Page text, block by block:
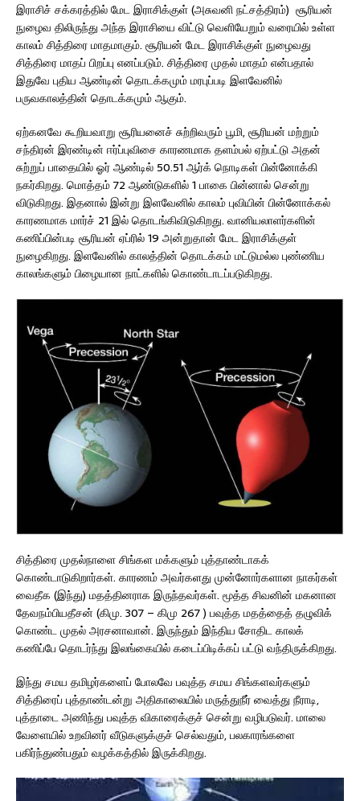
இராசிச் சக்கரத்தில் மேட இராசிக்குள் (அசுவனி நட்சத்திரம்) சூரியன்
நுழைவ திலிருந்து அந்த இராசியை விட்டு வெளியேறும் வரையில் உள்ள
காலம் சித்திரை மாதமாகும். சூரியன் மேட இராசிக்குள் நுழைவது
சித்திரை மாதப் பிறப்பு எனப்படும். சித்திரை முதல் மாதம் என்பதால்
இதுவே புதிய ஆண்டின் தொடக்கமும் மரபுப்படி இளவேனில்
பருவகாலத்தின் தொடக்கமும் ஆகும்.
ஏற்கனவே கூறியவாறு சூரியனைச் சுற்றிவரும் பூமி, சூரியன் மற்றும்
சந்திரன் இரண்டின் ஈர்ப்புவிசை காரணமாக தளம்பல் ஏற்பட்டு அதன்
சுற்றுப் பாதையில் ஓர் ஆண்டில் 50.51 ஆர்க் நொடிகள் பின்னோக்கி
நகர்கிறது. மொத்தம் 72 ஆண்டுகளில் 1 பாகை பின்னால் சென்று
விடுகிறது. இதனால் இன்று இளவேனில் காலம் புவியின் பின்னோக்கல்
காரணமாக மார்ச் 21 இல் தொடங்கிவிடுகிறது. வானியலாளர்களின்
கணிப்பின்படி சூரியன் ஏப்ரில் 19 அன்றுதான் மேட இராசிக்குள்
நுழைகிறது. இளவேனில் காலத்தின் தொடக்கம் மட்டுமல்ல புண்ணிய
காலங்களும் பிழையான நாட்களில் கொண்டாடப்படுகிறது.
சித்திரை முதல்நாளை சிங்கள மக்களும் புத்தாண்டாகக்
கொண்டாடுகிறார்கள். காரணம் அவர்களது முன்னோர்களான நாகர்கள்
வைதீக (இந்து) மதத்தினராக இருந்தவர்கள். மூத்த சிவனின் மகனான
தேவநம்பியதீசன் (கிமு. 307 – கிமு 267 ) பவுத்த மதத்தைத் தழுவிக்
கொண்ட முதல் அரசனாவான். இருந்தும் இந்திய சோதிட காலக்
கணிப்பே தொடர்ந்து இலங்கையில் கடைப்பிடிக்கப் பட்டு வந்திருக்கிறது.
இந்து சமய தமிழர்களைப் போலவே பவுத்த சமய சிங்களவர்களும்
சித்திரைப் புத்தாண்டன்று அதிகாலையில் மருத்துநீர் வைத்து நீராடி,
புத்தாடை அணிந்து பவுத்த விகாரைக்குச் சென்று வழிபடுவர். மாலை
வேளையில் உறவினர் வீடுகளுக்குச் செல்வதும், பலகாரங்களை
பகிர்ந்துண்பதும் வழக்கத்தில் இருக்கிறது.